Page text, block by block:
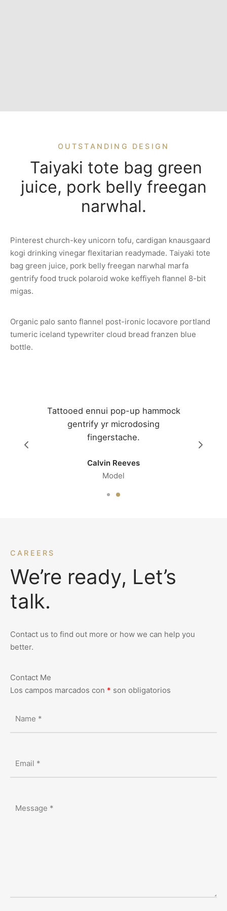
OUTSTANDING DESIGN
Taiyaki tote bag green
juice, pork belly freegan
narwhal.
Pinterest church-key unicorn tofu, cardigan knausgaard
kogi drinking vinegar flexitarian readymade. Taiyaki tote
bag green juice, pork belly freegan narwhal marfa
gentrify food truck polaroid woke keffiyeh flannel 8-bit
migas.
Organic palo santo flannel post-ironic locavore portland
tumeric iceland typewriter cloud bread franzen blue
bottle.
Tattooed ennui pop-up hammock
gentrify yr microdosing
fingerstache.
Calvin Reeves
Model
CAREERS
We’re ready, Let’s
talk.
Contact us to find out more or how we can help you
better.
Contact Me
Los campos marcados con * son obligatorios
Name *
Email *
Message *
y tiendas
de Aire Acondicionado
de Aire Acondicionado